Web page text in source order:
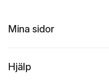
Mina sidor
Hjälp